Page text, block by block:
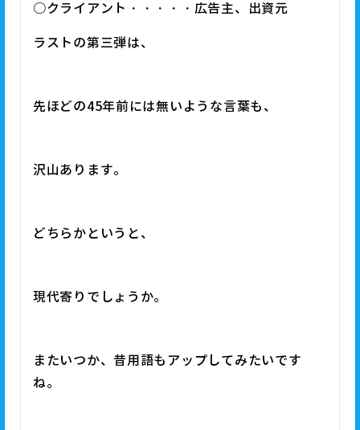
○クライアント・・・・・広告主、出資元
ラストの第三弾は、
先ほどの45年前には無いような言葉も、
沢山あります。
どちらかというと、
現代寄りでしょうか。
またいつか、昔用語もアップしてみたいです
ね。